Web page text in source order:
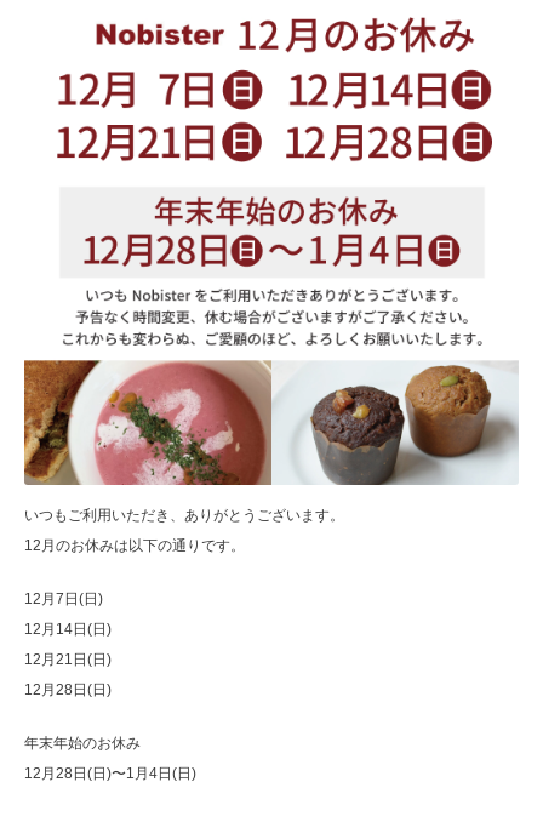
いつもご利用いただき、ありがとうございます。
12月のお休みは以下の通りです。
12月7日(日)
12月14日(日)
12月21日(日)
12月28日(日)
年末年始のお休み
12月28日(日)〜1月4日(日)